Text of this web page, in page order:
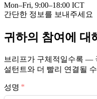
Mon–Fri, 9:00–18:00 ICT
간단한 정보를 보내주세요
귀하의 참여에 대
브리프가 구체적일수록 —
설턴트와 더 빨리 연결될
성명